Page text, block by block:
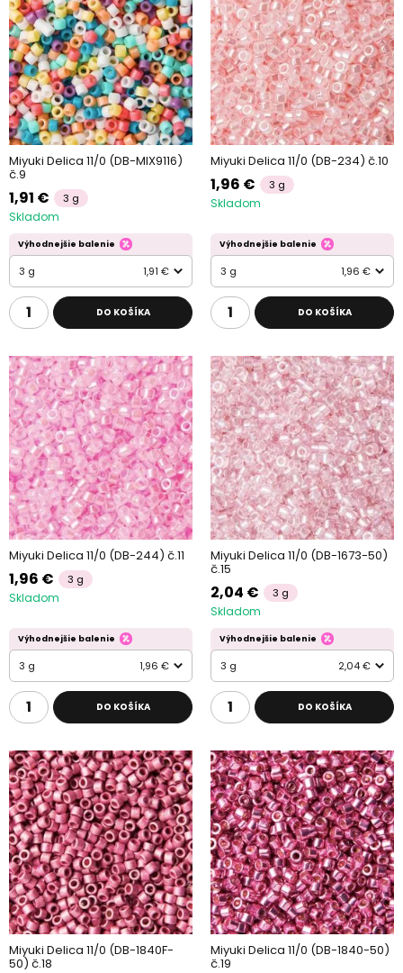
Miyuki Delica 11/0 (DB-MIX9116)
č.9
1,91 € 3 g
Skladom
Výhodnejšie balenie
3 g 1,91 €
DO KOŠÍKA
Miyuki Delica 11/0 (DB-234) č.10
1,96 € 3 g
Skladom
Výhodnejšie balenie
3 g 1,96 €
DO KOŠÍKA
Miyuki Delica 11/0 (DB-244) č.11
1,96 € 3 g
Skladom
Výhodnejšie balenie
3 g 1,96 €
DO KOŠÍKA
Miyuki Delica 11/0 (DB-1673-50)
č.15
2,04 € 3 g
Skladom
Výhodnejšie balenie
3 g 2,04 €
DO KOŠÍKA
Miyuki Delica 11/0 (DB-1840F-
50) č.18
Miyuki Delica 11/0 (DB-1840-50)
č.19